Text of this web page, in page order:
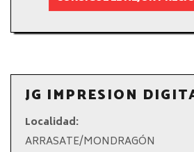
JG IMPRESION
Localidad:
ARRASATE/MONDRAGÓN